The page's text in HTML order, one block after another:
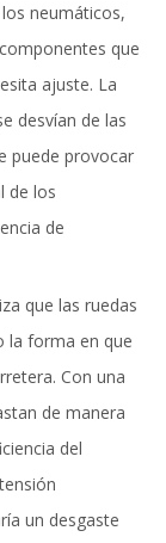
neumáticos,
que
ajuste. La
desvían de las
puede provocar
de los
de
que las ruedas
la forma en que
Con una
de manera
del
un desgaste